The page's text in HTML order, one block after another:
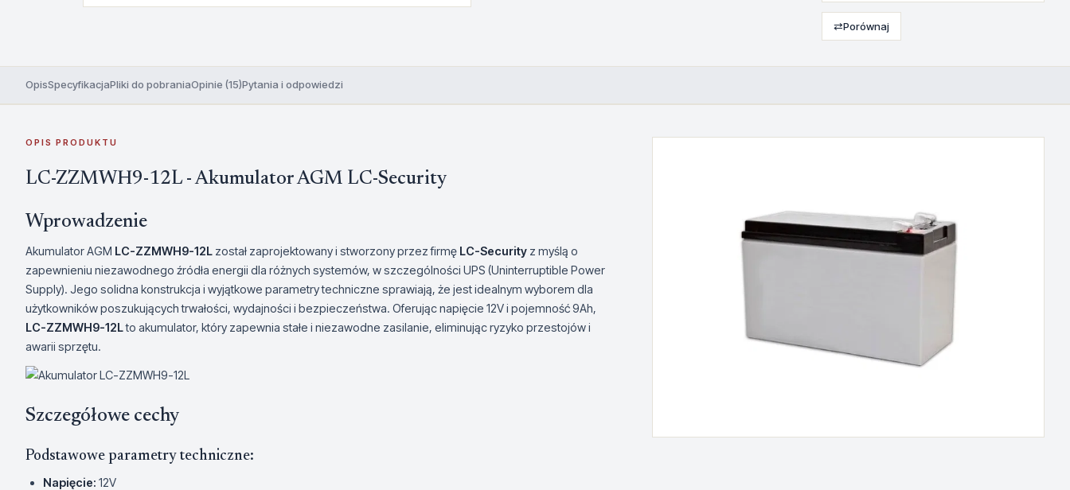
⇄Porównaj
OpisSpecyfikacjaPliki do pobraniaOpinie (15)Pytania i odpowiedzi
OPIS PRODUKTU
LC-ZZMWH9-12L - Akumulator AGM LC-Security
Wprowadzenie
Akumulator AGM LC-ZZMWH9-12L został zaprojektowany i stworzony przez firmę LC-Security z myślą o
zapewnieniu niezawodnego źródła energii dla różnych systemów, w szczególności UPS (Uninterruptible Power
Supply). Jego solidna konstrukcja i wyjątkowe parametry techniczne sprawiają, że jest idealnym wyborem dla
użytkowników poszukujących trwałości, wydajności i bezpieczeństwa. Oferując napięcie 12V i pojemność 9Ah,
LC-ZZMWH9-12Lto akumulator, który zapewnia stałe i niezawodne zasilanie, eliminując ryzyko przestojów i
awarii sprzętu.
Szczegółowe cechy
Podstawowe parametry techniczne:
Napięcie: 12V